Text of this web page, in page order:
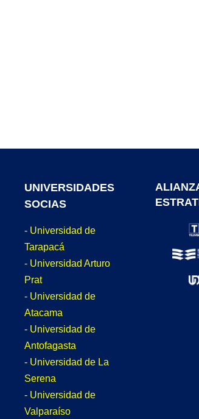
UNIVERSIDADES
SOCIAS
- Universidad de
Tarapacá
- Universidad Arturo
Prat
- Universidad de
Atacama
- Universidad de
Antofagasta
- Universidad de La
Serena
- Universidad de
Valparaíso